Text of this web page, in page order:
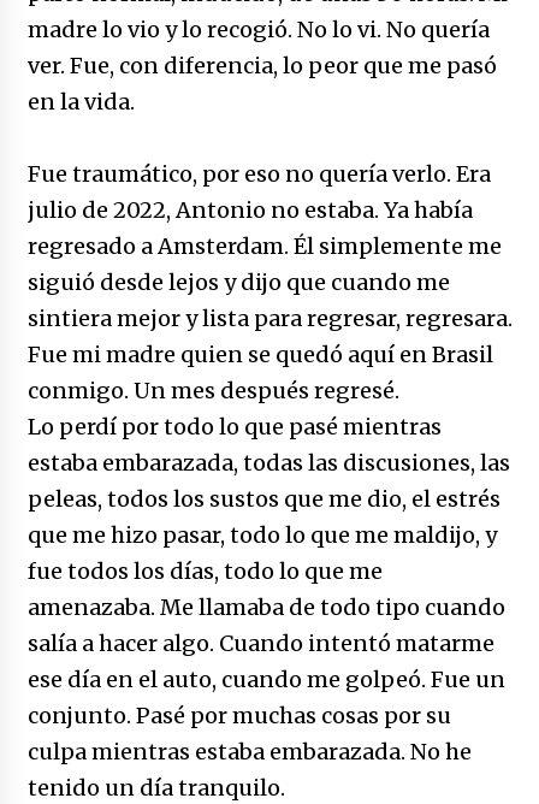
madre lo vio y lo recogió. No lo vi. No quería
ver. Fue, con diferencia, lo peor que me pasó
en la vida.
Fue traumático, por eso no quería verlo. Era
julio de 2022, Antonio no estaba. Ya había
regresado a Amsterdam. Él simplemente me
siguió desde lejos y dijo que cuando me
sintiera mejor y lista para regresar, regresara.
Fue mi madre quien se quedó aquí en Brasil
conmigo. Un mes después regresé.
Lo perdí por todo lo que pasé mientras
estaba embarazada, todas las discusiones, las
peleas, todos los sustos que me dio, el estrés
que me hizo pasar, todo lo que me maldijo, y
fue todos los días, todo lo que me
amenazaba. Me llamaba de todo tipo cuando
salía a hacer algo. Cuando intentó matarme
ese día en el auto, cuando me golpeó. Fue un
conjunto. Pasé por muchas cosas por su
culpa mientras estaba embarazada. No he
tenido un día tranquilo.